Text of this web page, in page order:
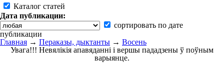
Каталог статей
Дата публикации:
сортировать по дате
публикации
Главная → Пераказы, дыктанты → Восень
Увага!!! Невялікія апавяданні і вершы пададзены ў поўным
варыянце.